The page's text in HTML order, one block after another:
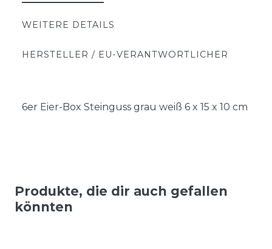
WEITERE DETAILS
HERSTELLER / EU-VERANTWORTLICHER
6er Eier-Box Steinguss grau weiß 6 x 15 x 10 cm
Produkte, die dir auch gefallen
könnten